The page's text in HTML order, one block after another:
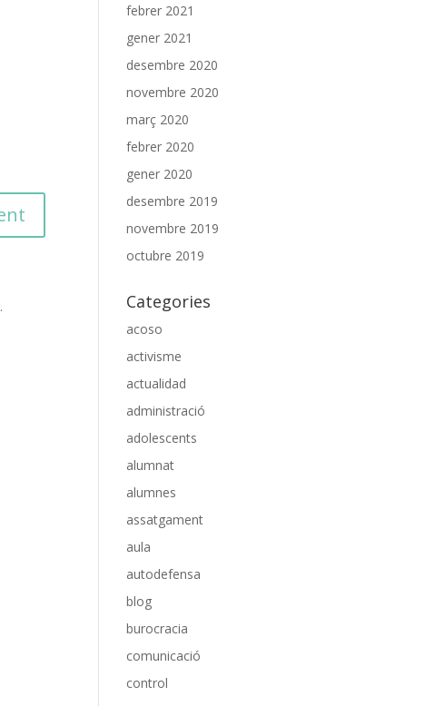
.
febrer 2021
gener 2021
desembre 2020
novembre 2020
març 2020
febrer 2020
gener 2020
desembre 2019
novembre 2019
octubre 2019
Categories
acoso
activisme
actualidad
administració
adolescents
alumnat
alumnes
assatgament
aula
autodefensa
blog
burocracia
comunicació
control